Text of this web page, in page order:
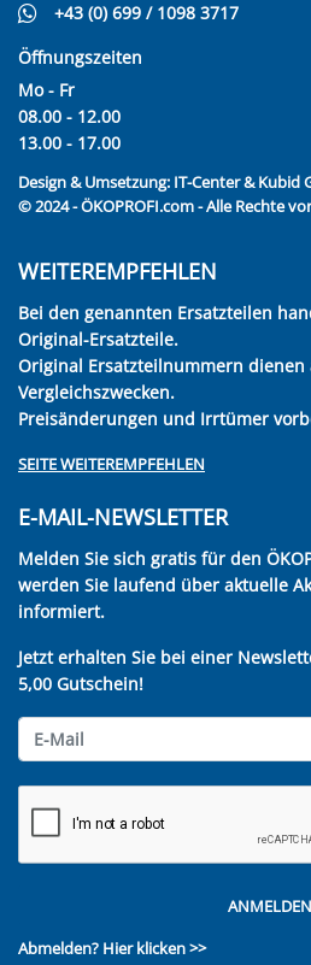
+43 (0) 699 / 1098 3717
Öffnungszeiten
Mo - Fr
08.00 - 12.00
13.00 - 17.00
Design & Umsetzung: IT-Center & Kubid
© 2024 - ÖKOPROFI.com - Alle Rechte
WEITEREMPFEHLEN
Bei den genannten Ersatzteilen
Original-Ersatzteile.
Original Ersatzteilnummern dienen
Vergleichszwecken.
Preisänderungen und Irrtümer
SEITE WEITEREMPFEHLEN
E-MAIL-NEWSLETTER
Melden Sie sich gratis für den
werden Sie laufend über aktuelle
informiert.
Jetzt erhalten Sie bei einer
5,00 Gutschein!
ANMELDEN
Abmelden? Hier klicken >>